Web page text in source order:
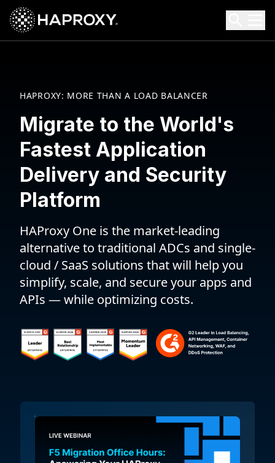
HAProxy Technologies
Search HAProxy Technologies
HAPROXY: MORE THAN A LOAD BALANCER
Migrate to the World's
Fastest Application
Delivery and Security
Platform
HAProxy One is the market-leading
alternative to traditional ADCs and single-
cloud / SaaS solutions that will help you
simplify, scale, and secure your apps and
APIs — while optimizing costs.